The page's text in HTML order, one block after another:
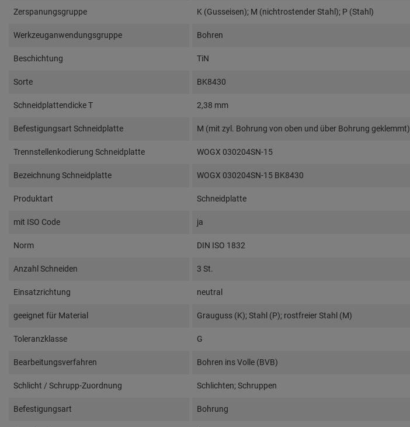
Zerspanungsgruppe K (Gusseisen); M (nichtrostender Stahl); P (Stahl)
Werkzeuganwendungsgruppe Bohren
Beschichtung TiN
Sorte BK8430
Schneidplattendicke T 2,38 mm
Befestigungsart Schneidplatte M (mit zyl. Bohrung von oben und über Bohrung geklemmt)
Trennstellenkodierung Schneidplatte WOGX 030204SN-15
Bezeichnung Schneidplatte WOGX 030204SN-15 BK8430
Produktart Schneidplatte
mit ISO Code ja
Norm DIN ISO 1832
Anzahl Schneiden 3 St.
Einsatzrichtung neutral
geeignet für Material Grauguss (K); Stahl (P); rostfreier Stahl (M)
Toleranzklasse G
Bearbeitungsverfahren Bohren ins Volle (BVB)
Schlicht / Schrupp-Zuordnung Schlichten; Schruppen
Befestigungsart Bohrung